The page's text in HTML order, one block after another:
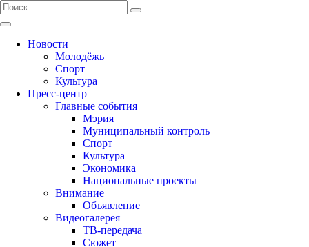
Новости
Молодёжь
Спорт
Культура
Пресс-центр
Главные события
Мэрия
Муниципальный контроль
Спорт
Культура
Экономика
Национальные проекты
Внимание
Объявление
Видеогалерея
ТВ-передача
Сюжет